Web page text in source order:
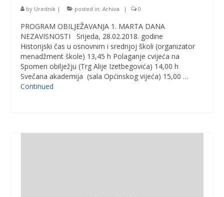
by Urednik | posted in: Arhiva | 0
PROGRAM OBILJEŽAVANJA 1. MARTA DANA
NEZAVISNOSTI Srijeda, 28.02.2018. godine
Historijski čas u osnovnim i srednjoj školi (organizator
menadžment škole) 13,45 h Polaganje cvijeća na
Spomen obilježju (Trg Alije Izetbegovića) 14,00 h
Svečana akademija (sala Općinskog vijeća) 15,00 …
Continued